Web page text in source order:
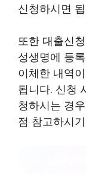
신청하시면
또한 대출신
성생명에 등
이체한 내역
됩니다. 신청
청하시는 경
점 참고하시